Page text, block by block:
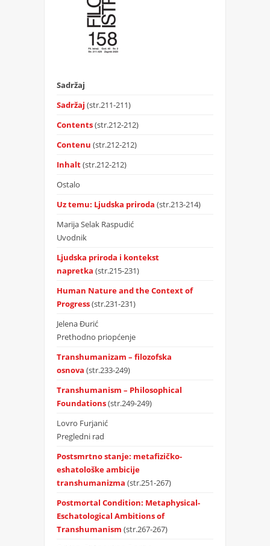
Sadržaj
Sadržaj (str.211-211)
Contents(str.212-212)
Contenu (str.212-212)
Inhalt(str.212-212)
Ostalo
Uz temu: Ljudska priroda (str.213-214)
Marija Selak Raspudić
Uvodnik
Ljudska priroda i kontekst
napretka (str.215-231)
Human Nature and the Context of
Progress(str.231-231)
Jelena Đurić
Prethodno priopćenje
Transhumanizam – filozofska
osnova (str.233-249)
Transhumanism – Philosophical
Foundations(str.249-249)
Lovro Furjanić
Pregledni rad
Postsmrtno stanje: metafizičko-
eshatološke ambicije
transhumanizma (str.251-267)
Postmortal Condition: Metaphysical-
Eschatological Ambitions of
Transhumanism (str.267-267)